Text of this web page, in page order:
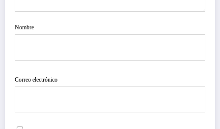
Nombre
Correo electrónico